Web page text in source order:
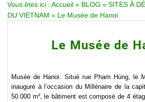
Vous êtes ici : Accueil » BLOG » SITES À
DU VIETNAM » Le Musée de Hanoi
Le Musée de
Musée de Hanoi: Situé rue Pham Hùng, le
inauguré à l’occasion du Millénaire de la
50.000 m², le bâtiment est composé de 4